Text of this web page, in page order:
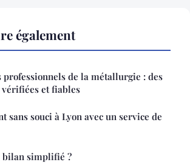
également
professionnels de la métallurgie : des
et fiables
sans souci à Lyon avec un service de
bilan simplifié ?